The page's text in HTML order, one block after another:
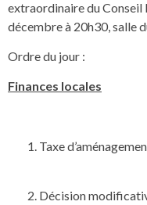
extraordinaire du Conseil
décembre à 20h30, salle
Ordre du jour :
Finances locales
Taxe
Décision